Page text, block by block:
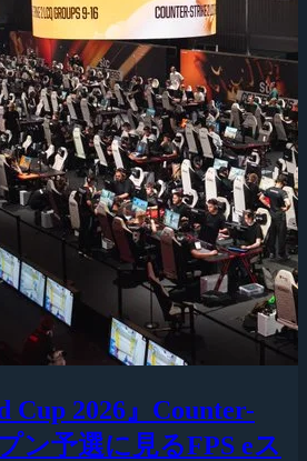
Cup 2026』Counter-
ン予選に見るFPS eス